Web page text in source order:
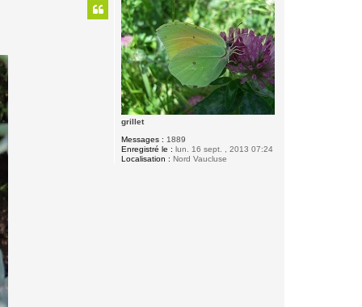
grillet
Messages : 1889
Enregistré le : lun. 16 sept. , 2013 07:24
Localisation : Nord Vaucluse